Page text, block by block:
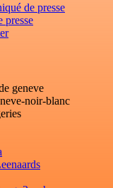
de presse
presse